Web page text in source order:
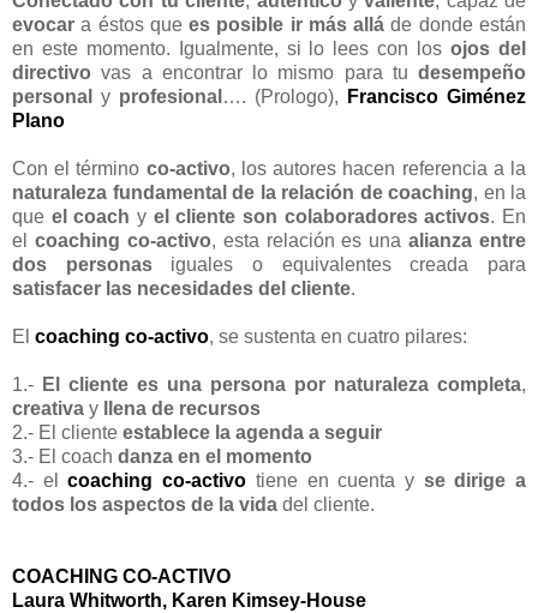
evocar a éstos quees posible ir más allá de donde están
en este momento. Igualmente, si lo lees con losojos del
directivo vas a encontrar lo mismo para tu desempeño
personal
y profesional …. (Prologo),
Francisco Giménez
Plano
Con el término co-activo, los autores hacen referencia a la
naturaleza fundamental de la relación de coaching, en la
que el coach y el cliente son colaboradores activos. En
el coaching co-activo, esta relación es unaalianza entre
dos personasiguales o equivalentes creada para
satisfacer las necesidades del cliente.
El coaching co-activo, se sustenta en cuatro pilares:
1.- El cliente es una persona por naturaleza completa,
creativa y
llena de recursos
2.- El cliente establece la agenda a seguir
3.- El coach danza en el momento
4.- elcoaching co-activo tiene en cuenta y se dirige a
todos los aspectos de la vida del cliente.
COACHING CO-ACTIVO
Laura Whitworth, Karen Kimsey-House